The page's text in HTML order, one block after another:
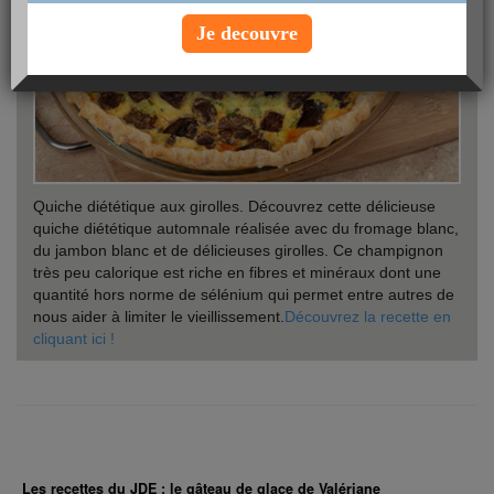
Quiche diététique aux girolles. Découvrez cette délicieuse
quiche diététique automnale réalisée avec du fromage blanc,
du jambon blanc et de délicieuses girolles. Ce champignon
très peu calorique est riche en fibres et minéraux dont une
quantité hors norme de sélénium qui permet entre autres de
nous aider à limiter le vieillissement. Découvrez la recette en
cliquant ici !
Les recettes du JDE : le gâteau de glace de Valériane
Je decouvre